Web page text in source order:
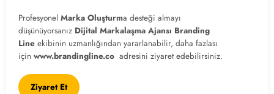
Profesyonel Marka Oluşturma desteği almayı
düşünüyorsanız Dijital Markalaşma Ajansı Branding
Line ekibinin uzmanlığından yararlanabilir, daha fazlası
için www.brandingline.co adresini ziyaret edebilirsiniz.
Ziyaret Et